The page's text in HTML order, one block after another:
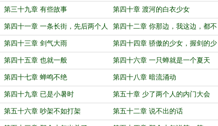
第三十九章 有些故事 第四十章 渡河的白衣少女
第四十一章 一条长街，先后两个人 第四十二章 你那边，我这边，都不
容易
第四十三章 剑气大雨 第四十四章 骄傲的少女，握剑的少
年
第四十五章 也就一般 第四十六章 一只蝉就是一个夏天
吗？
第四十七章 蝉鸣不绝 第四十八章 暗流涌动
第四十九章 已是小暑时 第五十章 少了两个人的内门大会
第五十六章 吵架不如打架 第五十二章 说不出的话